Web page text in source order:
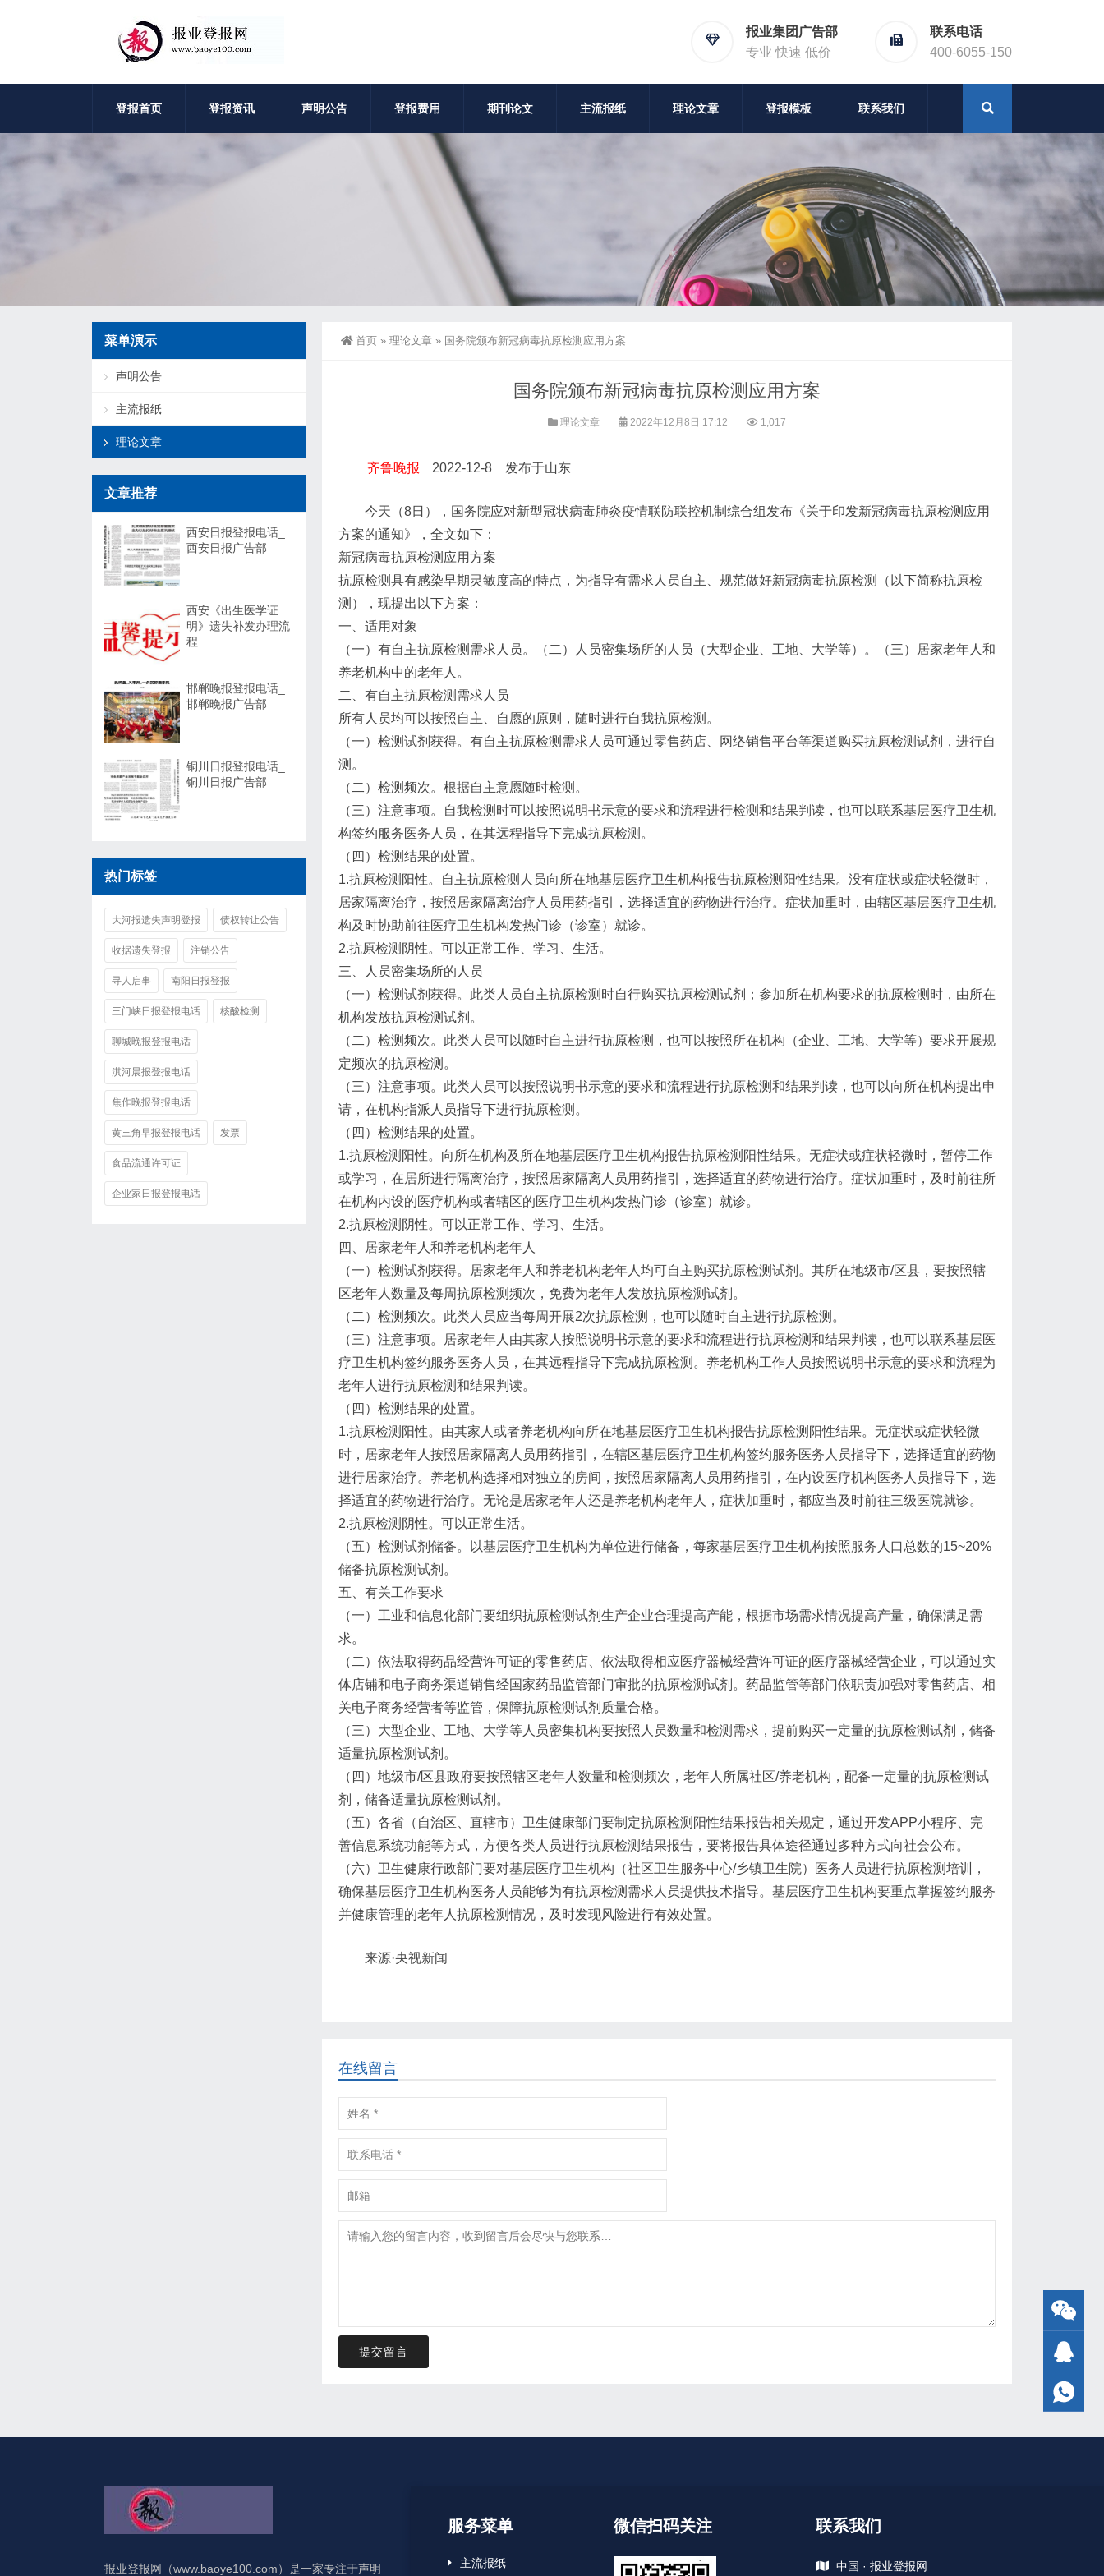
报业集团广告部
专业 快速 低价
联系电话
400-6055-150
登报首页 登报资讯 声明公告 登报费用 期刊论文 主流报纸 理论文章 登报模板 联系我们
首页 » 理论文章 » 国务院颁布新冠病毒抗原检测应用方案
国务院颁布新冠病毒抗原检测应用方案
理论文章 2022年12月8日 17:12 1,017
齐鲁晚报 2022-12-8 发布于山东
今天（8日），国务院应对新型冠状病毒肺炎疫情联防联控机制综合组发布《关于印发新冠病毒抗原检测应用
方案的通知》，全文如下：
新冠病毒抗原检测应用方案
抗原检测具有感染早期灵敏度高的特点，为指导有需求人员自主、规范做好新冠病毒抗原检测（以下简称抗原检
测），现提出以下方案：
一、适用对象
（一）有自主抗原检测需求人员。（二）人员密集场所的人员（大型企业、工地、大学等）。（三）居家老年人和
养老机构中的老年人。
二、有自主抗原检测需求人员
所有人员均可以按照自主、自愿的原则，随时进行自我抗原检测。
（一）检测试剂获得。有自主抗原检测需求人员可通过零售药店、网络销售平台等渠道购买抗原检测试剂，进行自
测。
（二）检测频次。根据自主意愿随时检测。
（三）注意事项。自我检测时可以按照说明书示意的要求和流程进行检测和结果判读，也可以联系基层医疗卫生机
构签约服务医务人员，在其远程指导下完成抗原检测。
（四）检测结果的处置。
1.抗原检测阳性。自主抗原检测人员向所在地基层医疗卫生机构报告抗原检测阳性结果。没有症状或症状轻微时，
居家隔离治疗，按照居家隔离治疗人员用药指引，选择适宜的药物进行治疗。症状加重时，由辖区基层医疗卫生机
构及时协助前往医疗卫生机构发热门诊（诊室）就诊。
2.抗原检测阴性。可以正常工作、学习、生活。
三、人员密集场所的人员
（一）检测试剂获得。此类人员自主抗原检测时自行购买抗原检测试剂；参加所在机构要求的抗原检测时，由所在
机构发放抗原检测试剂。
（二）检测频次。此类人员可以随时自主进行抗原检测，也可以按照所在机构（企业、工地、大学等）要求开展规
定频次的抗原检测。
（三）注意事项。此类人员可以按照说明书示意的要求和流程进行抗原检测和结果判读，也可以向所在机构提出申
请，在机构指派人员指导下进行抗原检测。
（四）检测结果的处置。
1.抗原检测阳性。向所在机构及所在地基层医疗卫生机构报告抗原检测阳性结果。无症状或症状轻微时，暂停工作
或学习，在居所进行隔离治疗，按照居家隔离人员用药指引，选择适宜的药物进行治疗。症状加重时，及时前往所
在机构内设的医疗机构或者辖区的医疗卫生机构发热门诊（诊室）就诊。
2.抗原检测阴性。可以正常工作、学习、生活。
四、居家老年人和养老机构老年人
（一）检测试剂获得。居家老年人和养老机构老年人均可自主购买抗原检测试剂。其所在地级市/区县，要按照辖
区老年人数量及每周抗原检测频次，免费为老年人发放抗原检测试剂。
（二）检测频次。此类人员应当每周开展2次抗原检测，也可以随时自主进行抗原检测。
（三）注意事项。居家老年人由其家人按照说明书示意的要求和流程进行抗原检测和结果判读，也可以联系基层医
疗卫生机构签约服务医务人员，在其远程指导下完成抗原检测。养老机构工作人员按照说明书示意的要求和流程为
老年人进行抗原检测和结果判读。
（四）检测结果的处置。
1.抗原检测阳性。由其家人或者养老机构向所在地基层医疗卫生机构报告抗原检测阳性结果。无症状或症状轻微
时，居家老年人按照居家隔离人员用药指引，在辖区基层医疗卫生机构签约服务医务人员指导下，选择适宜的药物
进行居家治疗。养老机构选择相对独立的房间，按照居家隔离人员用药指引，在内设医疗机构医务人员指导下，选
择适宜的药物进行治疗。无论是居家老年人还是养老机构老年人，症状加重时，都应当及时前往三级医院就诊。
2.抗原检测阴性。可以正常生活。
（五）检测试剂储备。以基层医疗卫生机构为单位进行储备，每家基层医疗卫生机构按照服务人口总数的15~20%
储备抗原检测试剂。
五、有关工作要求
（一）工业和信息化部门要组织抗原检测试剂生产企业合理提高产能，根据市场需求情况提高产量，确保满足需
求。
（二）依法取得药品经营许可证的零售药店、依法取得相应医疗器械经营许可证的医疗器械经营企业，可以通过实
体店铺和电子商务渠道销售经国家药品监管部门审批的抗原检测试剂。药品监管等部门依职责加强对零售药店、相
关电子商务经营者等监管，保障抗原检测试剂质量合格。
（三）大型企业、工地、大学等人员密集机构要按照人员数量和检测需求，提前购买一定量的抗原检测试剂，储备
适量抗原检测试剂。
（四）地级市/区县政府要按照辖区老年人数量和检测频次，老年人所属社区/养老机构，配备一定量的抗原检测试
剂，储备适量抗原检测试剂。
（五）各省（自治区、直辖市）卫生健康部门要制定抗原检测阳性结果报告相关规定，通过开发APP小程序、完
善信息系统功能等方式，方便各类人员进行抗原检测结果报告，要将报告具体途径通过多种方式向社会公布。
（六）卫生健康行政部门要对基层医疗卫生机构（社区卫生服务中心/乡镇卫生院）医务人员进行抗原检测培训，
确保基层医疗卫生机构医务人员能够为有抗原检测需求人员提供技术指导。基层医疗卫生机构要重点掌握签约服务
并健康管理的老年人抗原检测情况，及时发现风险进行有效处置。
来源·央视新闻
在线留言
提交留言
菜单演示
声明公告
主流报纸
理论文章
文章推荐
西安日报登报电话_
西安日报广告部
西安《出生医学证
明》遗失补发办理流
程
邯郸晚报登报电话_
邯郸晚报广告部
铜川日报登报电话_
铜川日报广告部
热门标签
大河报遗失声明登报 债权转让公告
收据遗失登报 注销公告
寻人启事 南阳日报登报
三门峡日报登报电话 核酸检测
聊城晚报登报电话
淇河晨报登报电话
焦作晚报登报电话
黄三角早报登报电话 发票
食品流通许可证
企业家日报登报电话
报业登报网（www.baoye100.com）是一家专注于声明
服务菜单
主流报纸
微信扫码关注 联系我们
中国 · 报业登报网